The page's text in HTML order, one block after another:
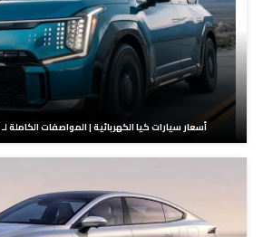
أسعار سيارات كيا الكهربائية | المواصفات الكاملة لـ EV3 وEV5 وEV6 وEV9